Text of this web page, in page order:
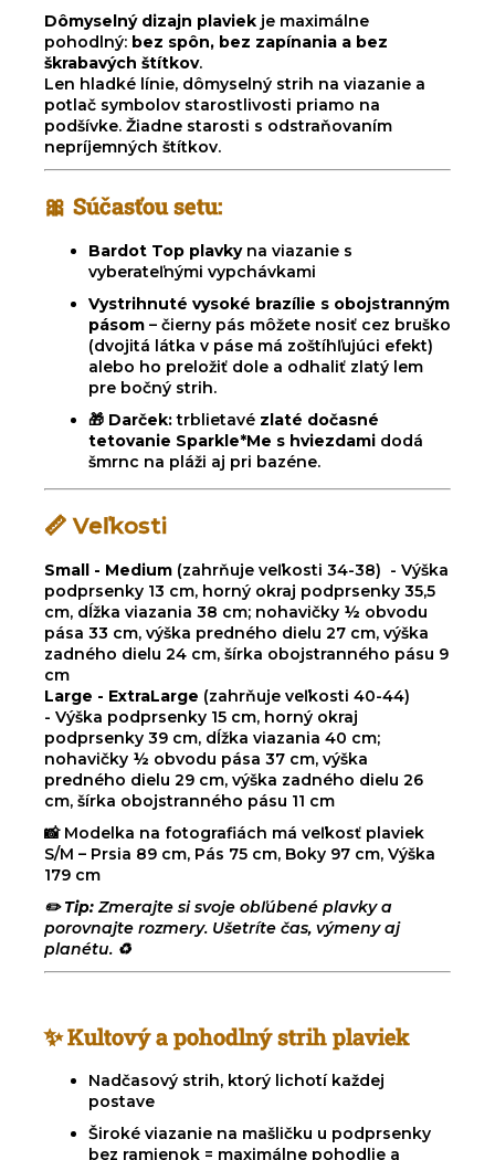
Dômyselný dizajn plaviek je maximálne
pohodlný: bez spôn, bez zapínania a bez
škrabavých štítkov.
Len hladké línie, dômyselný strih na viazanie a
potlač symbolov starostlivosti priamo na
podšívke. Žiadne starosti s odstraňovaním
nepríjemných štítkov.
🎀 Súčasťou setu:
Bardot Top plavky na viazanie s
vyberateľnými vypchávkami
Vystrihnuté vysoké brazílie s obojstranným
pásom – čierny pás môžete nosiť cez bruško
(dvojitá látka v páse má zoštíhľujúci efekt)
alebo ho preložiť dole a odhaliť zlatý lem
pre bočný strih.
🎁 Darček: trblietavé zlaté dočasné
tetovanie Sparkle*Me s hviezdami dodá
šmrnc na pláži aj pri bazéne.
📏 Veľkosti
Small - Medium (zahrňuje veľkosti 34-38) - Výška
podprsenky 13 cm, horný okraj podprsenky 35,5
cm, dĺžka viazania 38 cm; nohavičky ½ obvodu
pása 33 cm, výška predného dielu 27 cm, výška
zadného dielu 24 cm, šírka obojstranného pásu 9
cm
Large - ExtraLarge (zahrňuje veľkosti 40-44)
- Výška podprsenky 15 cm, horný okraj
podprsenky 39 cm, dĺžka viazania 40 cm;
nohavičky ½ obvodu pása 37 cm, výška
predného dielu 29 cm, výška zadného dielu 26
cm, šírka obojstranného pásu 11 cm
📸 Modelka na fotografiách má veľkosť plaviek
S/M – Prsia 89 cm, Pás 75 cm, Boky 97 cm, Výška
179 cm
✏️Tip:Zmerajte si svoje obľúbené plavky a
porovnajte rozmery. Ušetríte čas, výmeny aj
planétu. ♻️
✨ Kultový a pohodlný strih plaviek
Nadčasový strih, ktorý lichotí každej
postave
Široké viazanie na mašličku u podprsenky
bez ramienok = maximálne pohodlie a